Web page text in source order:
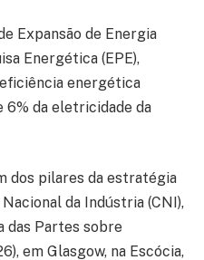
Expansão de Energia
Energética (EPE),
energética
6% da eletricidade da
dos pilares da estratégia
da Indústria (CNI),
das Partes sobre
em Glasgow, na Escócia,